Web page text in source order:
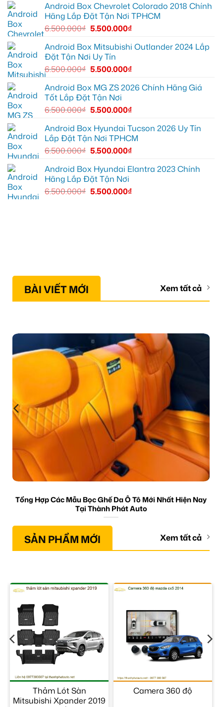
cao
trải
nghiệm
Hóc
Môn
lái
xe
thoải
mái
hơn
Android
box
Geely
EX2
tại
Quận
để
bản
đồ,
YouTube
tiện
lợi
hơn
Android Box Chevrolet Colorado 2018 Chính
Hãng Lắp Đặt Tận Nơi TPHCM
6.500.000₫ 5.500.000₫
Android Box Mitsubishi Outlander 2024 Lắp
Đặt Tận Nơi Uy Tín
6.500.000₫ 5.500.000₫
Android Box MG ZS 2026 Chính Hãng Giá
Tốt Lắp Đặt Tận Nơi
6.500.000₫ 5.500.000₫
Android Box Hyundai Tucson 2026 Uy Tín
Lắp Đặt Tận Nơi TPHCM
6.500.000₫ 5.500.000₫
Android Box Hyundai Elantra 2023 Chính
Hãng Lắp Đặt Tận Nơi
6.500.000₫ 5.500.000₫
BÀI VIẾT MỚI Xem tất cả
Tổng Hợp Các Mẫu Bọc Ghế Da Ô Tô Mới Nhất Hiện Nay
Tại Thành Phát Auto
SẢN PHẨM MỚI Xem tất cả
Thảm Lót Sàn
Mitsubishi Xpander 2019
Camera 360 độ